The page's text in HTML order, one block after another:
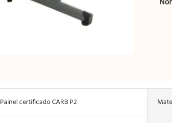
Painel certificado CARB P2